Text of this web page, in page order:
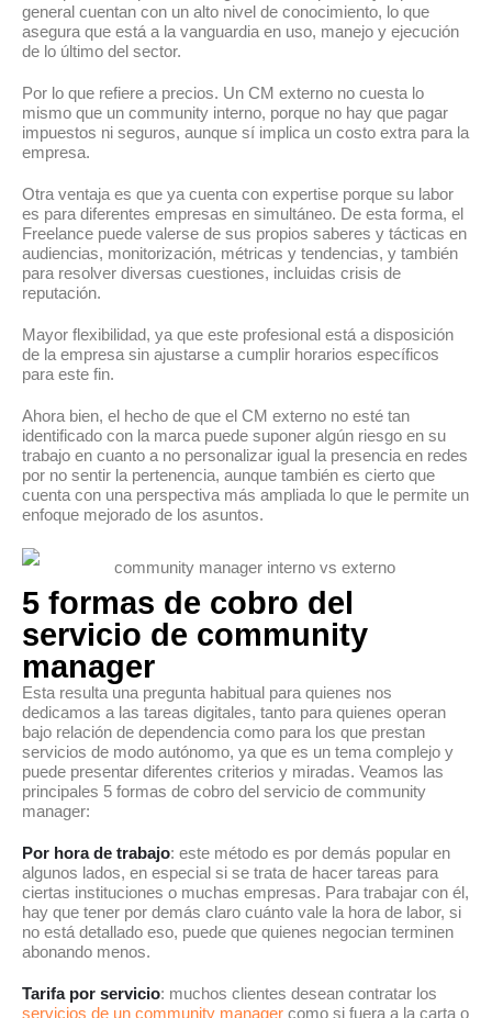
general cuentan con un alto nivel de conocimiento, lo que
asegura que está a la vanguardia en uso, manejo y ejecución
de lo último del sector.
Por lo que refiere a precios. Un CM externo no cuesta lo
mismo que un community interno, porque no hay que pagar
impuestos ni seguros, aunque sí implica un costo extra para la
empresa.
Otra ventaja es que ya cuenta con expertise porque su labor
es para diferentes empresas en simultáneo. De esta forma, el
Freelance puede valerse de sus propios saberes y tácticas en
audiencias, monitorización, métricas y tendencias, y también
para resolver diversas cuestiones, incluidas crisis de
reputación.
Mayor flexibilidad, ya que este profesional está a disposición
de la empresa sin ajustarse a cumplir horarios específicos
para este fin.
Ahora bien, el hecho de que el CM externo no esté tan
identificado con la marca puede suponer algún riesgo en su
trabajo en cuanto a no personalizar igual la presencia en redes
por no sentir la pertenencia, aunque también es cierto que
cuenta con una perspectiva más ampliada lo que le permite un
enfoque mejorado de los asuntos.
5 formas de cobro del
servicio de community
manager
Esta resulta una pregunta habitual para quienes nos
dedicamos a las tareas digitales, tanto para quienes operan
bajo relación de dependencia como para los que prestan
servicios de modo autónomo, ya que es un tema complejo y
puede presentar diferentes criterios y miradas. Veamos las
principales 5 formas de cobro del servicio de community
manager:
Por hora de trabajo: este método es por demás popular en
algunos lados, en especial si se trata de hacer tareas para
ciertas instituciones o muchas empresas. Para trabajar con él,
hay que tener por demás claro cuánto vale la hora de labor, si
no está detallado eso, puede que quienes negocian terminen
abonando menos.
Tarifa por servicio: muchos clientes desean contratar los
servicios de un community manager como si fuera a la carta o